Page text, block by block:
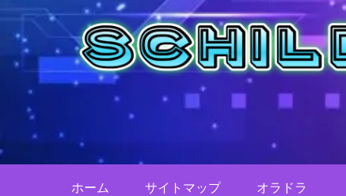
ホーム サイトマップ オラドラ